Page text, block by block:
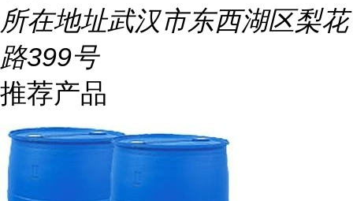
所在地址武汉市东西湖区梨花
路399号
推荐产品